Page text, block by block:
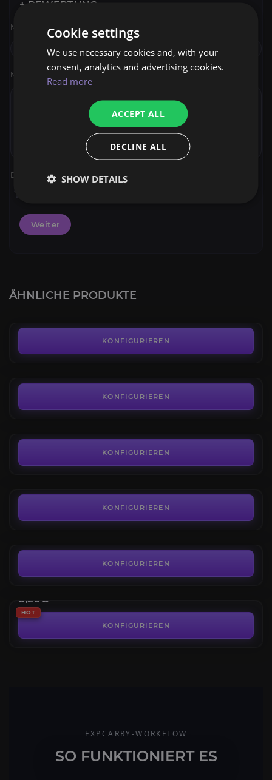
+ BEWERTUNG
Mein Name
Meine Bewertung *
Bewertung*
Weiter
ÄHNLICHE PRODUKTE
KONFIGURIEREN
Rand der Erlösung
KONFIGURIEREN
KONFIGURIEREN
KONFIGURIEREN
Erschütterte Lehre
KONFIGURIEREN
HOT
Godsbane Title & Holofoil Weapons
8,20€
KONFIGURIEREN
EXPCARRY-WORKFLOW
SO FUNKTIONIERT ES
Cookie settings
We use necessary cookies and, with your
consent, analytics and advertising cookies.
Read more
ACCEPT ALL
DECLINE ALL
SHOW DETAILS